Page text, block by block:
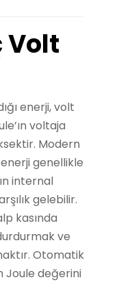
Volt
enerji, volt
voltaja
Modern
genellikle
internal
gelebilir.
kasında
ve
Otomatik
Joule değerini